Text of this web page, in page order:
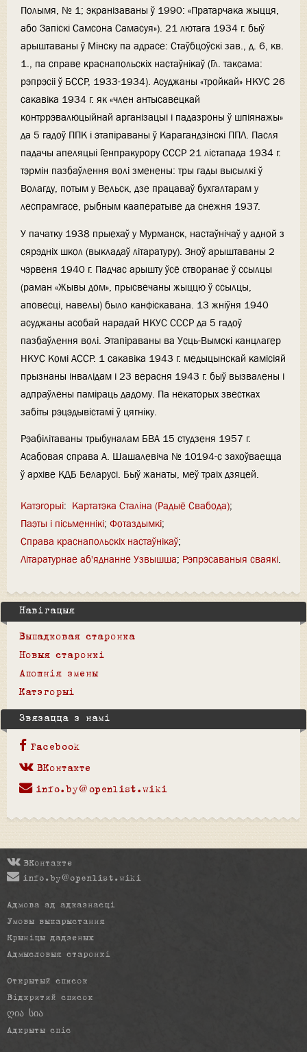
Полымя, № 1; экранізаваны ў 1990: «Пратарчака жыцця,
або Запіскі Самсона Самасуя»). 21 лютага 1934 г. быў
арыштаваны ў Мінску па адрасе: Стаўбцоўскі зав., д. 6, кв.
1., па справе краснапольскіх настаўнікаў (Гл. таксама:
рэпрэсіі ў БССР, 1933-1934). Асуджаны «тройкай» НКУС 26
сакавіка 1934 г. як «член антысавецкай
контррэвалюцыйнай арганізацыі і падазроны ў шпіянажы»
да 5 гадоў ППК і этапіраваны ў Карагандзінскі ППЛ. Пасля
падачы апеляцыі Генпракурору СССР 21 лістапада 1934 г.
тэрмін пазбаўлення волі зменены: тры гады высылкі ў
Волагду, потым у Вельск, дзе працаваў бухгалтарам у
леспрамгасе, рыбным кааператыве да снежня 1937.
У пачатку 1938 прыехаў у Мурманск, настаўнічаў у адной з
сярэдніх школ (выкладаў літаратуру). Зноў арыштаваны 2
чэрвеня 1940 г. Падчас арышту ўсё створанае ў ссылцы
(раман «Жывы дом», прысвечаны жыццю ў ссылцы,
аповесці, навелы) было канфіскавана. 13 жніўня 1940
асуджаны асобай нарадай НКУС СССР да 5 гадоў
пазбаўлення волі. Этапіраваны ва Усць-Вымскі канцлагер
НКУС Комі АССР. 1 сакавіка 1943 г. медыцынскай камісіяй
прызнаны інвалідам і 23 верасня 1943 г. быў вызвалены і
адпраўлены паміраць дадому. Па некаторых звестках
забіты рэцэдывістамі ў цягніку.
Рэабілітаваны трыбуналам БВА 15 студзеня 1957 г.
Асабовая справа А. Шашалевіча № 10194-с захоў­ваецца
ў архіве КДБ Беларусі. Быў жанаты, меў траіх дзяцей.
Катэгорыі: Картатэка Сталіна (Радыё Свабода)
Паэты і пісьменнікі Фотаздымкі
Справа краснапольскіх настаўнікаў
Літаратурнае аб'яднанне Узвышша Рэпрэсаваныя сваякі
Навігацыя
Выпадковая старонка
Новыя старонкі
Апошнія змены
Катэгорыі
Звязацца з намі
Facebook
ВКонтакте
info.by@openlist.wiki
ВКонтакте
info.by@openlist.wiki
Адмова ад адказнасці
Умовы выкарыстання
Крыніцы дадзеных
Адмысловыя старонкі
Открытый список
Відкритий список
ღია სია
Адкрыты спіс